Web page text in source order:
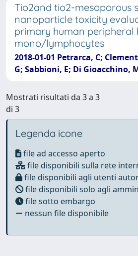
Tio2and tio2-mesoporous
nanoparticle toxicity
primary human peripheral
mono/lymphocytes
2018-01-01 Petrarca, C;
G; Sabbioni, E; Di Gioacchino,
Mostrati risultati da 3 a 3
di 3
Legenda icone
file ad accesso aperto
file disponibili sulla rete
file disponibili agli utenti
file disponibili solo agli
file sotto embargo
nessun file disponibile